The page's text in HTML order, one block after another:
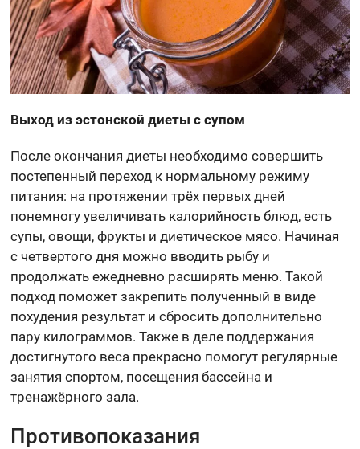
Выход из эстонской диеты с супом
После окончания диеты необходимо совершить
постепенный переход к нормальному режиму
питания: на протяжении трёх первых дней
понемногу увеличивать калорийность блюд, есть
супы, овощи, фрукты и диетическое мясо. Начиная
с четвертого дня можно вводить рыбу и
продолжать ежедневно расширять меню. Такой
подход поможет закрепить полученный в виде
похудения результат и сбросить дополнительно
пару килограммов. Также в деле поддержания
достигнутого веса прекрасно помогут регулярные
занятия спортом, посещения бассейна и
тренажёрного зала.
Противопоказания